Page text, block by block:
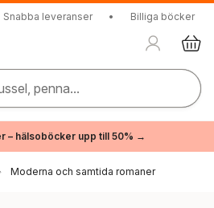
Snabba leveranser • Billiga böcker
penna...
– hälsoböcker upp till 50% →
Moderna och samtida romaner